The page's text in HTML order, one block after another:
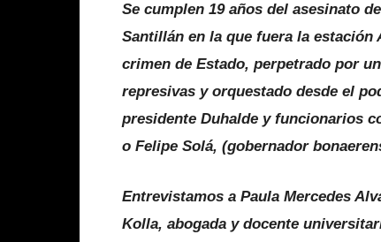
Se cumplen 19 años del asesinato
Santillán en la que fuera la estación
crimen de Estado, perpetrado por
represivas y orquestado desde el
presidente Duhalde y funcionarios
o Felipe Solá, (gobernador
Entrevistamos a Paula Mercedes
Kolla, abogada y docente